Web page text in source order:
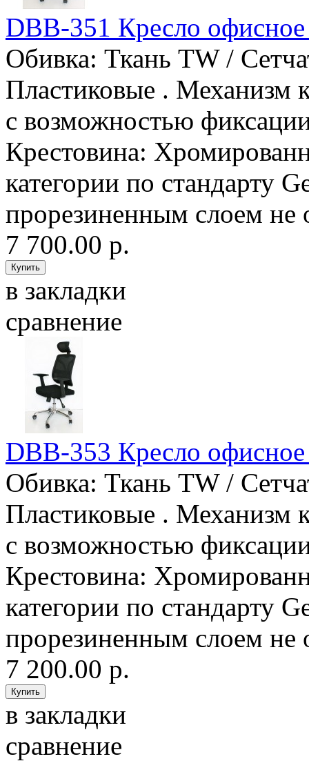
DBB-351 Кресло
Обивка: Ткань TW /
Пластиковые . Механизм
с возможностью
Крестовина:
категории по стандарту
прорезиненным слоем не
7 700.00 р.
в закладки
сравнение
DBB-353 Кресло
Обивка: Ткань TW /
Пластиковые . Механизм
с возможностью
Крестовина:
категории по стандарту
прорезиненным слоем не
7 200.00 р.
в закладки
сравнение